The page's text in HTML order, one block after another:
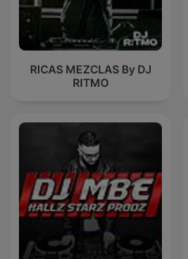
RICAS MEZCLAS By DJ
RITMO